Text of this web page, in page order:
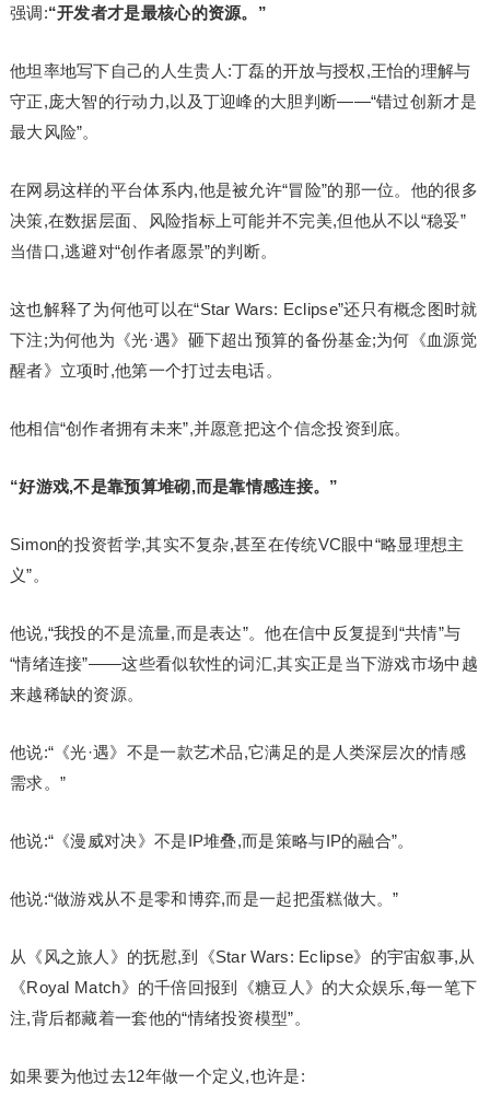
强调:“开发者才是最核心的资源。”
他坦率地写下自己的人生贵人:丁磊的开放与授权,王怡的理解与
守正,庞大智的行动力,以及丁迎峰的大胆判断——“错过创新才是
最大风险”。
在网易这样的平台体系内,他是被允许“冒险”的那一位。他的很多
决策,在数据层面、风险指标上可能并不完美,但他从不以“稳妥”
当借口,逃避对“创作者愿景”的判断。
这也解释了为何他可以在“Star Wars: Eclipse”还只有概念图时就
下注;为何他为《光·遇》砸下超出预算的备份基金;为何《血源觉
醒者》立项时,他第一个打过去电话。
他相信“创作者拥有未来”,并愿意把这个信念投资到底。
“好游戏,不是靠预算堆砌,而是靠情感连接。”
Simon的投资哲学,其实不复杂,甚至在传统VC眼中“略显理想主
义”。
他说,“我投的不是流量,而是表达”。他在信中反复提到“共情”与
“情绪连接”——这些看似软性的词汇,其实正是当下游戏市场中越
来越稀缺的资源。
他说:“《光·遇》不是一款艺术品,它满足的是人类深层次的情感
需求。”
他说:“《漫威对决》不是IP堆叠,而是策略与IP的融合”。
他说:“做游戏从不是零和博弈,而是一起把蛋糕做大。”
从《风之旅人》的抚慰,到《Star Wars: Eclipse》的宇宙叙事,从
《Royal Match》的千倍回报到《糖豆人》的大众娱乐,每一笔下
注,背后都藏着一套他的“情绪投资模型”。
如果要为他过去12年做一个定义,也许是: